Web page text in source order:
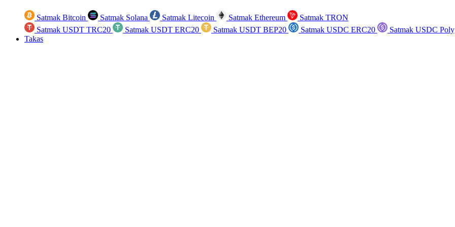
Satmak Bitcoin Satmak Solana Satmak Litecoin Satmak Ethereum
Satmak TRON
Satmak USDT TRC20
Satmak USDT ERC20 Satmak USDT BEP20 Satmak USDC ERC20
Satmak USDC
Takas